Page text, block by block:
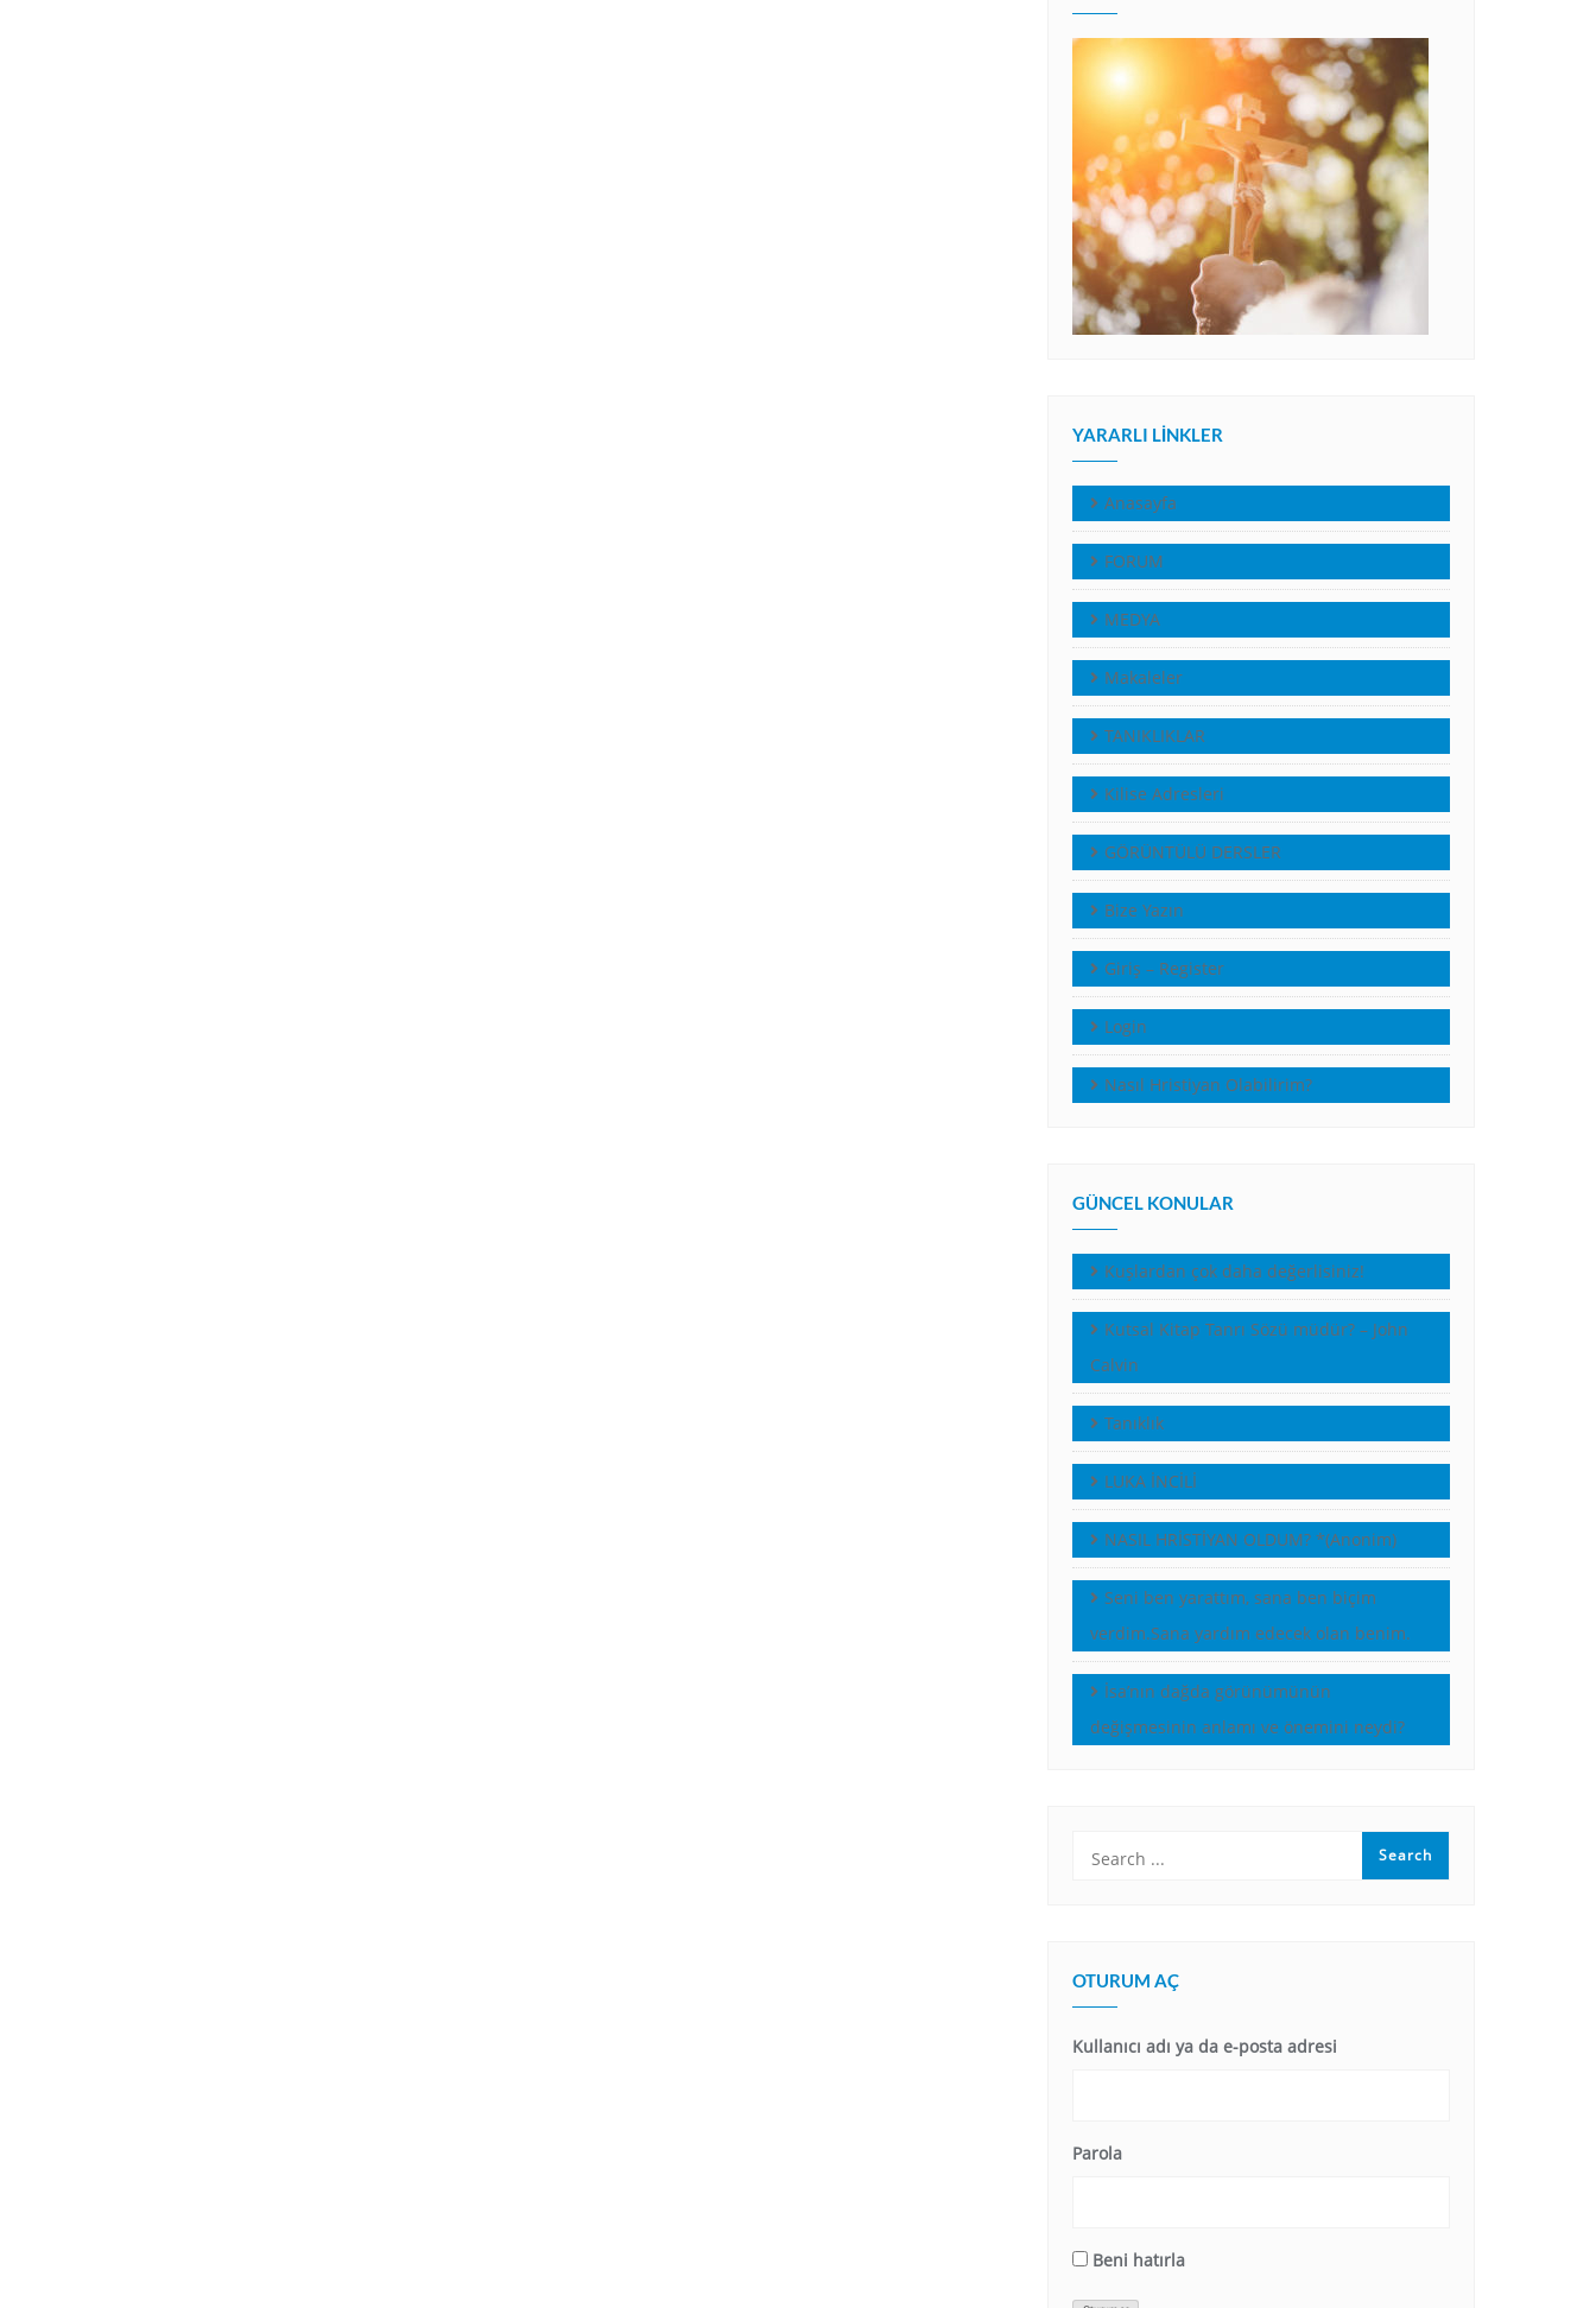
YARARLI LINKLER
Anasayfa
FORUM
MEDYA
Makaleler
TANIKLIKLAR
Kilise Adresleri
GÖRÜNTÜLÜ DERSLER
Bize Yazın
Giriş – Register
Login
Nasıl Hristiyan Olabilirim?
GÜNCEL KONULAR
Kuşlardan çok daha değerlisiniz!
Kutsal Kitap Tanrı Sözü müdür? – John
Calvin
Tanıklık
LUKA İNCİLİ
NASIL HRİSTİYAN OLDUM? *(Anonim)
Seni ben yarattım, sana ben biçim
verdim.Sana yardım edecek olan benim.
İsa’nın dağda görünümünün
değişmesinin anlamı ve önemini neydi?
OTURUM AÇ
Kullanıcı adı ya da e-posta adresi
Parola
Beni hatırla